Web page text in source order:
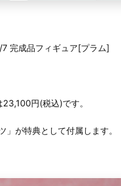
完成品フィギュア[プラム]
円(税込)です。
が特典として付属します。